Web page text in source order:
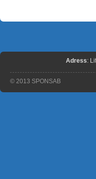
Adress:
© 2013 SPONSAB